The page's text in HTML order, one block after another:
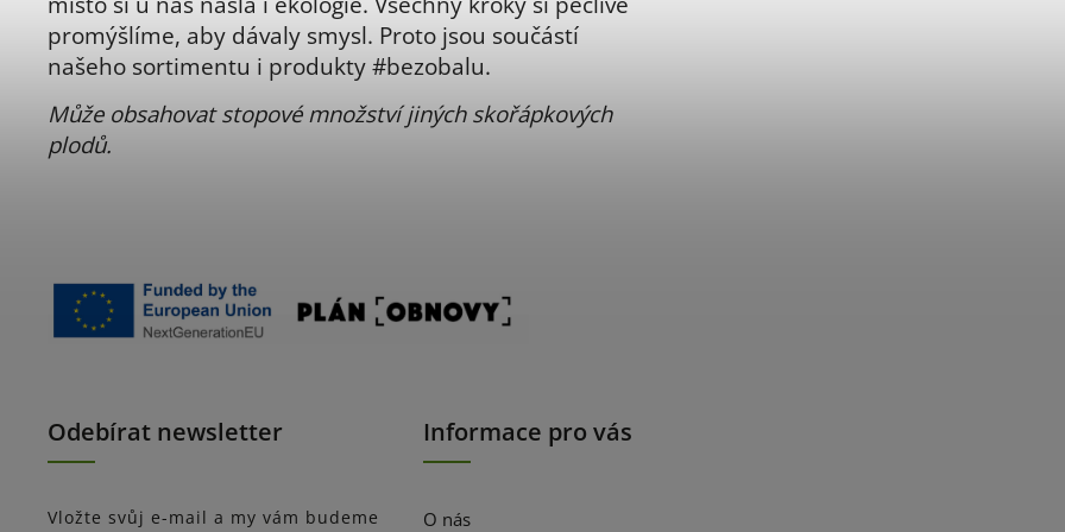
promýšlíme, aby dávaly smysl. Proto jsou součástí
našeho sortimentu i produkty #bezobalu.
Může obsahovat stopové množství jiných skořápkových
plodů.
Odebírat newsletter
Vložte svůj e-mail a my vám budeme
Informace pro vás
O nás